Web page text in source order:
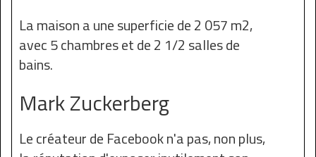
La maison a une superficie de 2 057 m2,
avec 5 chambres et de 2 1/2 salles de
bains.
Mark Zuckerberg
Le créateur de Facebook n'a pas, non plus,